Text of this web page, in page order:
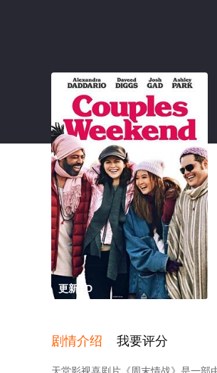
更新HD
剧情介绍 我要评分